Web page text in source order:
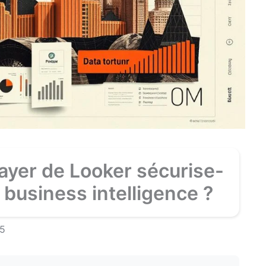
de Looker sécurise-
intelligence ?